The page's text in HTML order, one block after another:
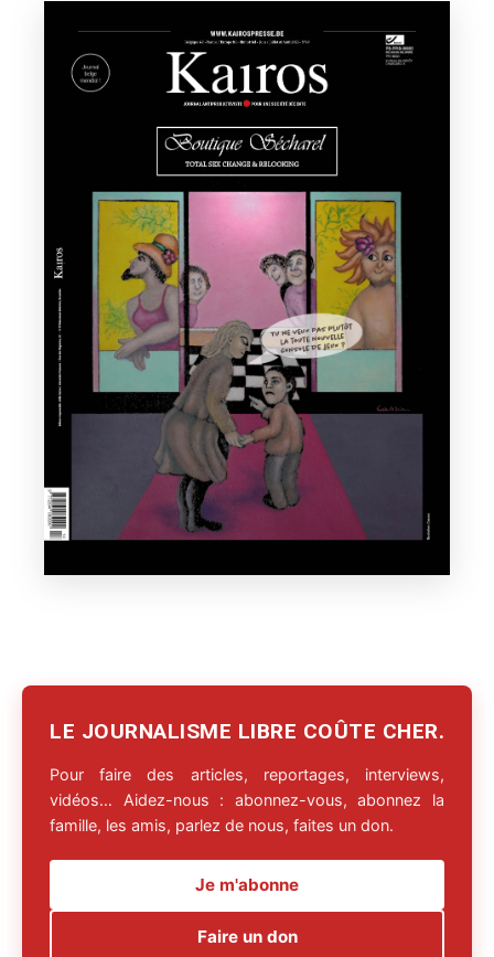
LE JOURNALISME LIBRE COÛTE CHER.
Pour faire des articles, reportages, interviews,
vidéos… Aidez-nous : abonnez-vous, abonnez la
famille, les amis, parlez de nous, faites un don.
Je m'abonne
Faire un don